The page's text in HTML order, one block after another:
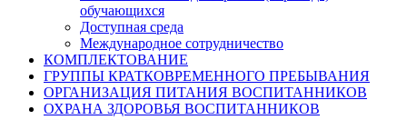
обучающихся
Доступная среда
Международное сотрудничество
КОМПЛЕКТОВАНИЕ
ГРУППЫ КРАТКОВРЕМЕННОГО ПРЕБЫВАНИЯ
ОРГАНИЗАЦИЯ ПИТАНИЯ ВОСПИТАННИКОВ
ОХРАНА ЗДОРОВЬЯ ВОСПИТАННИКОВ